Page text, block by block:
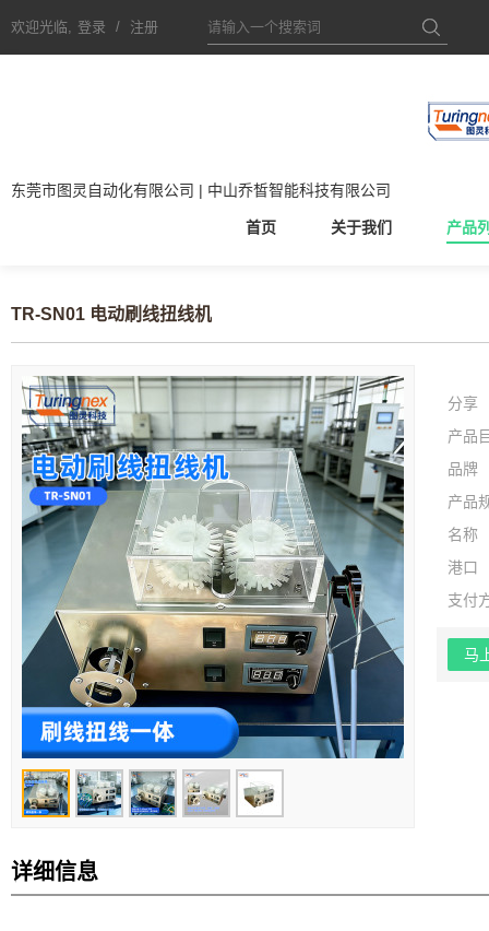
欢迎光临, 登录 / 注册
东莞市图灵自动化有限公司 | 中山乔皙智能科技有限公司
首页 关于我们 产品
TR-SN01 电动刷线扭线机
分享
产品
品牌
产品
名称
港口
支付
马
详细信息